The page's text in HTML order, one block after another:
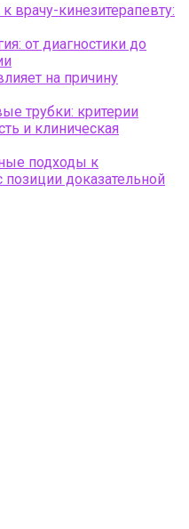
врачу-кинезитерапевту:
от диагностики до
на причину
трубки: критерии
и клиническая
подходы к
доказательной